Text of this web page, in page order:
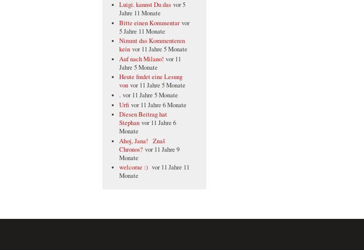
Luigi. kannst Du das vor 5
Jahre 11 Monate
Bitte einen Kommentar vor
5 Jahre 11 Monate
Nimmt das Kommenteren
kein vor 11 Jahre 5 Monate
Auf nach Milano! vor 11
Jahre 5 Monate
Heute findet eine Lesung
von vor 11 Jahre 5 Monate
. vor 11 Jahre 5 Monate
Urfi vor 11 Jahre 6 Monate
Diesen Beitrag hat
Stephan vor 11 Jahre 6
Monate
Ahoj, Jana! Znaš
Chronos? vor 11 Jahre 9
Monate
welcome :) vor 11 Jahre 11
Monate